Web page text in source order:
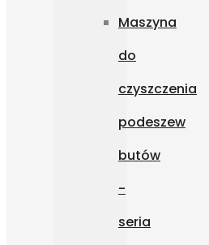
Maszyna
do
czyszczenia
podeszew
butów
-
seria